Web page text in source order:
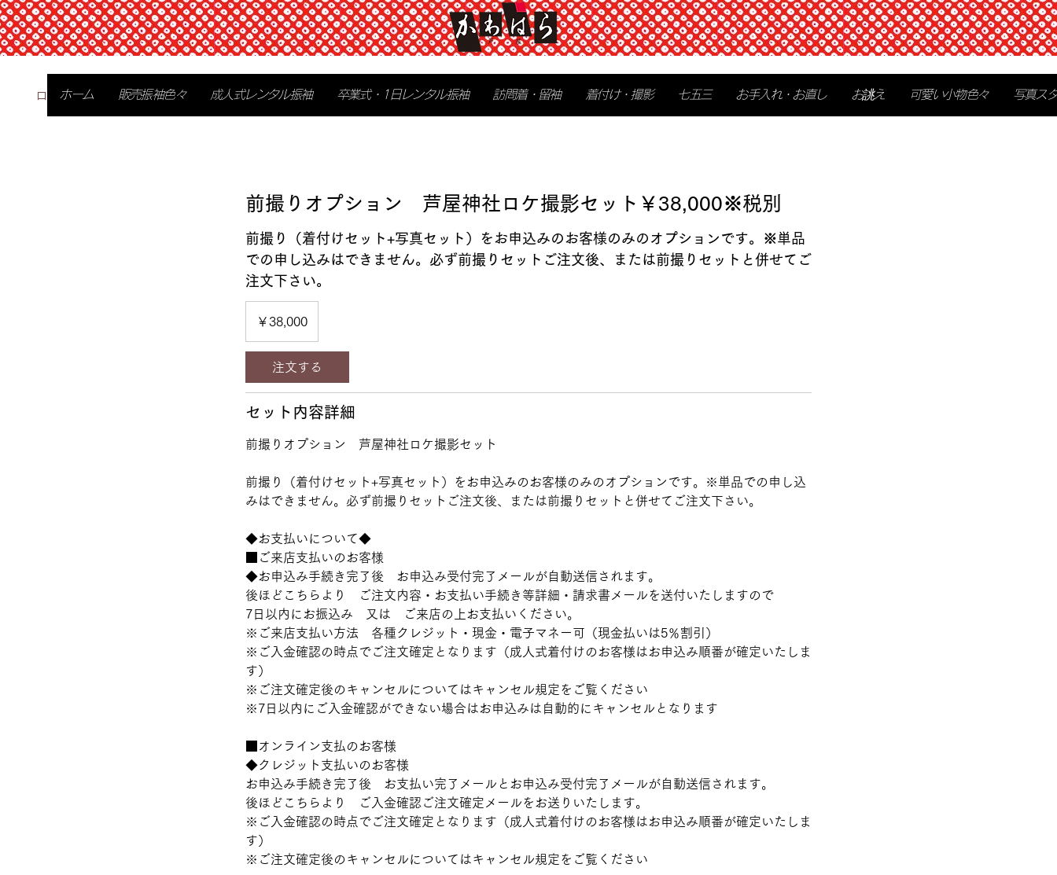
ログイン
ホーム 販売振袖色々 成人式レンタル振袖 卒業式・1日レンタル振袖 訪問着・留袖 着付け・撮影 七五三 お手入れ・お直し お誂え 可愛い小物色々 写真ス
前撮りオプション 芦屋神社ロケ撮影セット￥38,000※税別
前撮り（着付けセット+写真セット）をお申込みのお客様のみのオプションです。※単品
での申し込みはできません。必ず前撮りセットご注文後、または前撮りセットと併せてご
注文下さい。
￥38,000
注文する
セット内容詳細
前撮りオプション 芦屋神社ロケ撮影セット
前撮り（着付けセット+写真セット）をお申込みのお客様のみのオプションです。※単品での申し込
みはできません。必ず前撮りセットご注文後、または前撮りセットと併せてご注文下さい。
◆お支払いについて◆
■ご来店支払いのお客様
◆お申込み手続き完了後 お申込み受付完了メールが自動送信されます。
後ほどこちらより ご注文内容・お支払い手続き等詳細・請求書メールを送付いたしますので
7日以内にお振込み 又は ご来店の上お支払いください。
※ご来店支払い方法 各種クレジット・現金・電子マネー可（現金払いは5％割引）
※ご入金確認の時点でご注文確定となります（成人式着付けのお客様はお申込み順番が確定いたしま
す）
※ご注文確定後のキャンセルについてはキャンセル規定をご覧ください
※7日以内にご入金確認ができない場合はお申込みは自動的にキャンセルとなります
​■オンライン支払のお客様
◆クレジット支払いのお客様
お申込み手続き完了後 お支払い完了メールとお申込み受付完了メールが自動送信されます。
後ほどこちらより ご入金確認ご注文確定メールをお送りいたします。
※ご入金確認の時点でご注文確定となります（成人式着付けのお客様はお申込み順番が確定いたしま
す）
※ご注文確定後のキャンセルについてはキャンセル規定をご覧ください